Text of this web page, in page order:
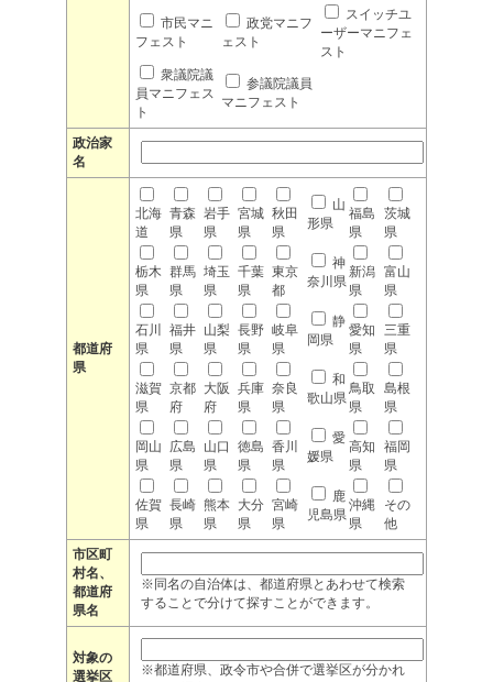
市民マニ
フェスト
政党マニフ
ェスト
スイッチユ
ーザーマニフェ
スト
衆議院議
員マニフェス
ト
参議院議員
マニフェスト
政治家
名
都道府
県
北海
道
青森
県
岩手
県
宮城
県
秋田
県
山
形県
福島
県
茨城
県
栃木
県
群馬
県
埼玉
県
千葉
県
東京
都
神
奈川県
新潟
県
富山
県
石川
県
福井
県
山梨
県
長野
県
岐阜
県
静
岡県
愛知
県
三重
県
滋賀
県
京都
府
大阪
府
兵庫
県
奈良
県
和
歌山県
鳥取
県
島根
県
岡山
県
広島
県
山口
県
徳島
県
香川
県
愛
媛県
高知
県
福岡
県
佐賀
県
長崎
県
熊本
県
大分
県
宮崎
県
鹿
児島県
沖縄
県
その
他
市区町
村名、
都道府
県名
※同名の自治体は、都道府県とあわせて検索
することで分けて探すことができます。
対象の
選挙区
※都道府県、政令市や合併で選挙区が分かれ